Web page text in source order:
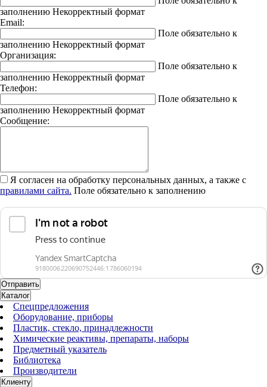
заполнению Некорректный формат
Email:
Поле обязательно к
заполнению Некорректный формат
Организация:
Поле обязательно к
заполнению Некорректный формат
Телефон:
Поле обязательно к
заполнению Некорректный формат
Сообщение:
Я согласен на обработку персональных данных, а также с
правилами сайта. Поле обязательно к заполнению
Каталог
Спецпредложения
Оборудование, приборы
Пластик, стекло, принадлежности
Химические реактивы, препараты, наборы
Предметный указатель
Библиотека
Производители
Клиенту